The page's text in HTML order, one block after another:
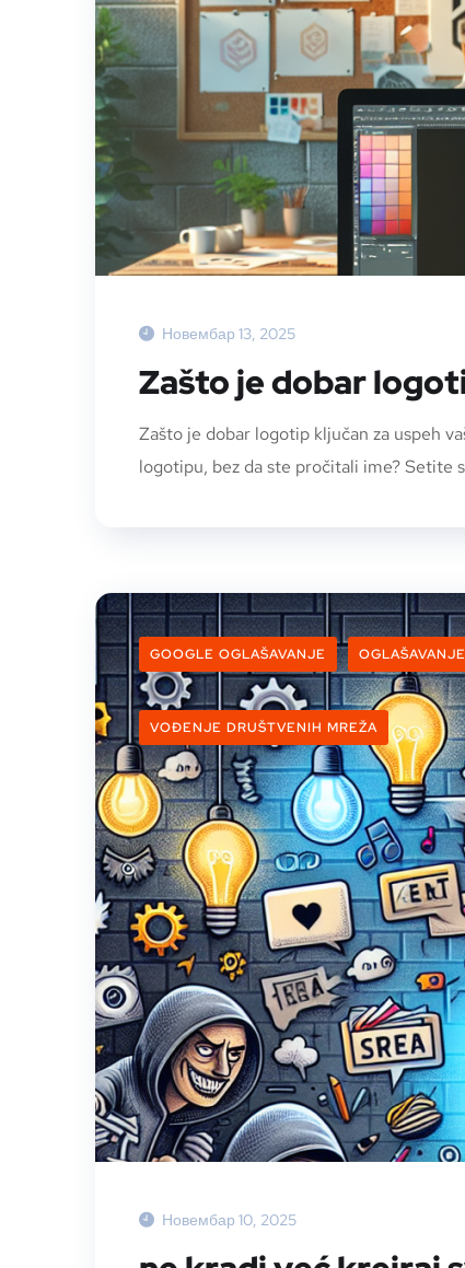
Новембар 13, 2025
Zašto je dobar
Zašto je dobar logotip ključan za uspeh
logotipu, bez da ste pročitali ime? Setite
GOOGLE OGLAŠAVANJE
VOĐENJE DRUŠTVENIH MREŽA
Новембар 10, 2025